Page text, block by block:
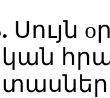
Սույն